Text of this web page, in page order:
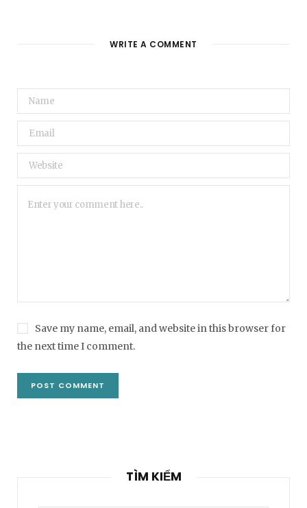
WRITE A COMMENT
Save my name, email, and website in this browser for
the next time I comment.
TÌM KIẾM